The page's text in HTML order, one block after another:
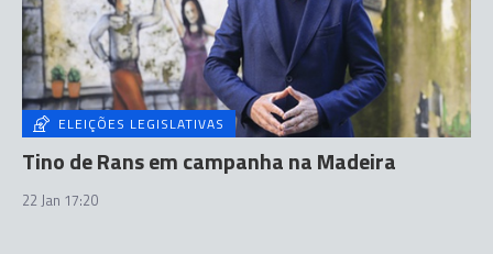
ELEIÇÕES LEGISLATIVAS
Tino de Rans em campanha na Madeira
22 Jan 17:20